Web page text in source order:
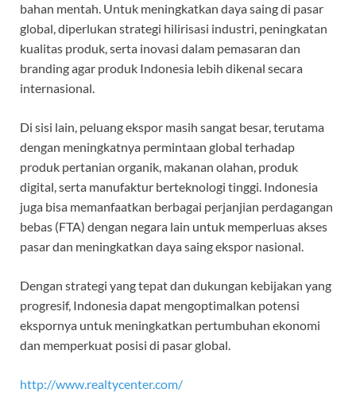
bahan mentah. Untuk meningkatkan daya saing di pasar
global, diperlukan strategi hilirisasi industri, peningkatan
kualitas produk, serta inovasi dalam pemasaran dan
branding agar produk Indonesia lebih dikenal secara
internasional.
Di sisi lain, peluang ekspor masih sangat besar, terutama
dengan meningkatnya permintaan global terhadap
produk pertanian organik, makanan olahan, produk
digital, serta manufaktur berteknologi tinggi. Indonesia
juga bisa memanfaatkan berbagai perjanjian perdagangan
bebas (FTA) dengan negara lain untuk memperluas akses
pasar dan meningkatkan daya saing ekspor nasional.
Dengan strategi yang tepat dan dukungan kebijakan yang
progresif, Indonesia dapat mengoptimalkan potensi
ekspornya untuk meningkatkan pertumbuhan ekonomi
dan memperkuat posisi di pasar global.
http://www.realtycenter.com/